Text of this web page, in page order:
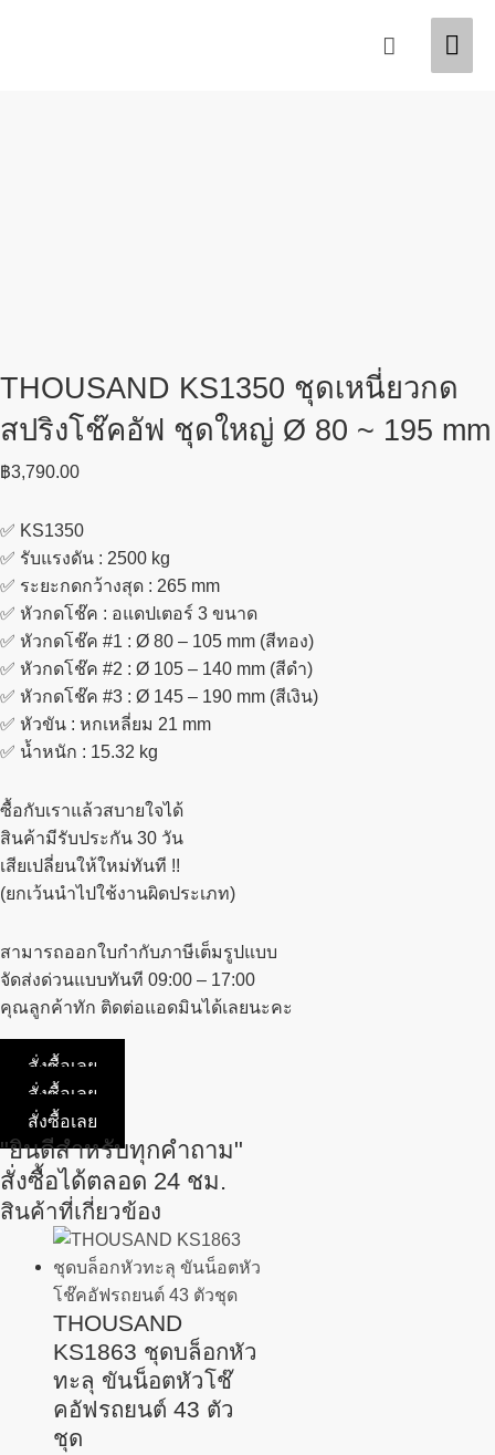
Search
THOUSAND KS1350 ชุดเหนี่ยวกด
สปริงโช๊คอัฟ ชุดใหญ่ Ø 80 ~ 195 mm
฿3,790.00
✅ KS1350
✅ รับแรงดัน : 2500 kg
✅ ระยะกดกว้างสุด : 265 mm
✅ หัวกดโช๊ค : อแดปเตอร์ 3 ขนาด
✅ หัวกดโช๊ค #1 : Ø 80 – 105 mm (สีทอง)
✅ หัวกดโช๊ค #2 : Ø 105 – 140 mm (สีดำ)
✅ หัวกดโช๊ค #3 : Ø 145 – 190 mm (สีเงิน)
✅ หัวขัน : หกเหลี่ยม 21 mm
✅ น้ำหนัก : 15.32 kg
ซื้อกับเราแล้วสบายใจได้
สินค้ามีรับประกัน 30 วัน
เสียเปลี่ยนให้ใหม่ทันที !!
(ยกเว้นนำไปใช้งานผิดประเภท)
สามารถออกใบกำกับภาษีเต็มรูปแบบ
จัดส่งด่วนแบบทันที 09:00 – 17:00
คุณลูกค้าทัก ติดต่อแอดมินได้เลยนะคะ
สั่งซื้อเลย
สั่งซื้อเลย
สั่งซื้อเลย
"ยินดีสำหรับทุกคำถาม"
สั่งซื้อได้ตลอด 24 ชม.
สินค้าที่เกี่ยวข้อง
THOUSAND
KS1863 ชุดบล็อกหัว
ทะลุ ขันน็อตหัวโช๊
คอัฟรถยนต์ 43 ตัว
ชุด